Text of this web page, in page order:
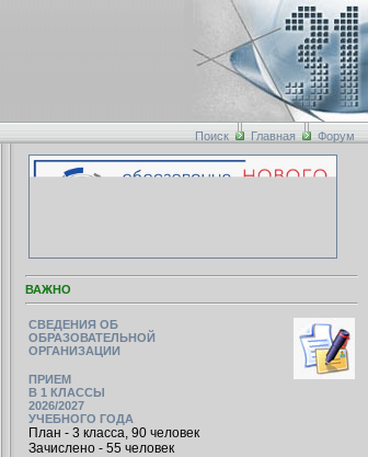
Поиск Главная Форум
ВАЖНО
СВЕДЕНИЯ ОБ
ОБРАЗОВАТЕЛЬНОЙ
ОРГАНИЗАЦИИ
ПРИЕМ
В 1 КЛАССЫ
2026/2027
УЧЕБНОГО ГОДА
План - 3 класса, 90 человек
Зачислено - 55 человек